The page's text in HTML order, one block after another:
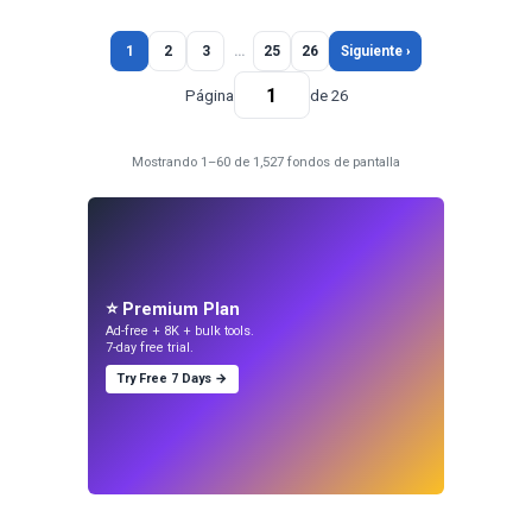
1 2 3 … 25 26 Siguiente ›
Página de 26
Mostrando 1–60 de 1,527 fondos de pantalla
⭐ Premium Plan
Ad-free + 8K + bulk tools.
7-day free trial.
Try Free 7 Days →